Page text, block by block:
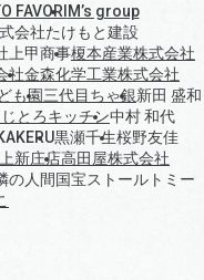
FAVORI M’s group
会社たけもと建設
上甲商事榎本産業株式会社
社金森化学工業株式会社
も園三代目ちゃ銀新田 盛和
とろキッチン中村 和代
黒瀬千生桜野友佳
新庄店高田屋株式会社
の人間国宝ストールトミー